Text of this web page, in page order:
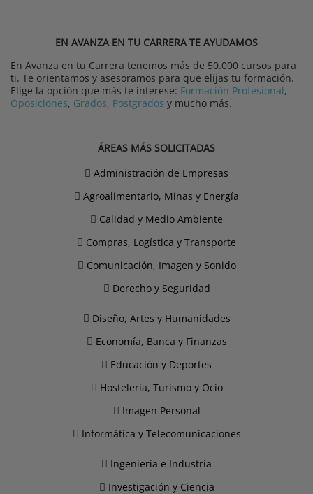
EN AVANZA EN TU CARRERA TE AYUDAMOS
En Avanza en tu Carrera tenemos más de 50.000 cursos para
ti. Te orientamos y asesoramos para que elijas tu formación.
Elige la opción que más te interese: Formación Profesional,
Oposiciones, Grados, Postgrados y mucho más.
ÁREAS MÁS SOLICITADAS
Administración de Empresas
Agroalimentario, Minas y Energía
Calidad y Medio Ambiente
Compras, Logística y Transporte
Comunicación, Imagen y Sonido
Derecho y Seguridad
Diseño, Artes y Humanidades
Economía, Banca y Finanzas
Educación y Deportes
Hostelería, Turismo y Ocio
Imagen Personal
Informática y Telecomunicaciones
Ingeniería e Industria
Investigación y Ciencia